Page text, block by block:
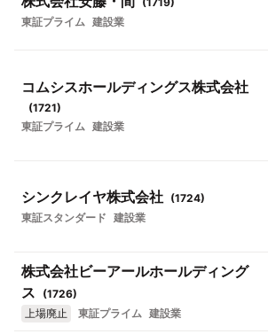
東証プライム 建設業
コムシスホールディングス株式会社
(1721)
東証プライム 建設業
シンクレイヤ株式会社 (1724)
東証スタンダード 建設業
株式会社ビーアールホールディング
ス
(1726)
上場廃止
東証プライム 建設業